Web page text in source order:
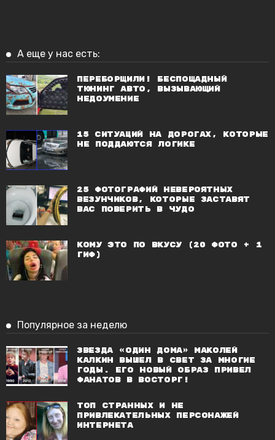
А еще у нас есть:
Переборщили! Беспощадный
тюнинг авто, вызывающий
недоумение
15 ситуаций на дорогах, которые
не поддаются логике
25 фотографий невероятных
везунчиков, которые заставят
вас поверить в чудо
Кому это по вкусу (20 фото + 1
гиф)
Популярное за неделю
Звезда «Один дома» Маколей
Калкин вышел в свет за многие
годы. Его новый образ привел
фанатов в восторг!
Топ странных и не
привлекательных персонажей
Интернета